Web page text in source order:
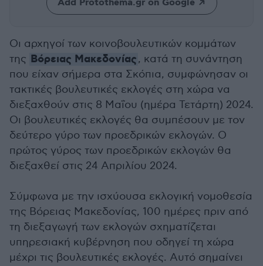
Add Protothema.gr on Google
Οι αρχηγοί των κοινοβουλευτικών κομμάτων
της Βόρειας Μακεδονίας, κατά τη συνάντηση
που είχαν σήμερα στα Σκόπια, συμφώνησαν οι
τακτικές βουλευτικές εκλογές στη χώρα να
διεξαχθούν στις 8 Μαΐου (ημέρα Τετάρτη) 2024.
Οι βουλευτικές εκλογές θα συμπέσουν με τον
δεύτερο γύρο των προεδρικών εκλογών. Ο
πρώτος γύρος των προεδρικών εκλογών θα
διεξαχθεί στις 24 Απριλίου 2024.
Σύμφωνα με την ισχύουσα εκλογική νομοθεσία
της Βόρειας Μακεδονίας, 100 ημέρες πριν από
τη διεξαγωγή των εκλογών σχηματίζεται
υπηρεσιακή κυβέρνηση που οδηγεί τη χώρα
μέχρι τις βουλευτικές εκλογές. Αυτό σημαίνει